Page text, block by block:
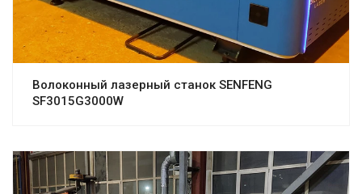
Волоконный лазерный станок SENFENG
SF3015G3000W